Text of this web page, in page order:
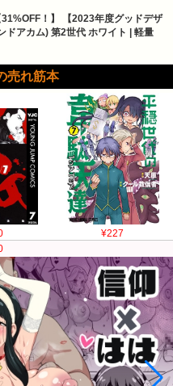
！】 【2023年度グッドデザ
アカム) 第2世代 ホワイト | 軽量
売れ筋本
¥227